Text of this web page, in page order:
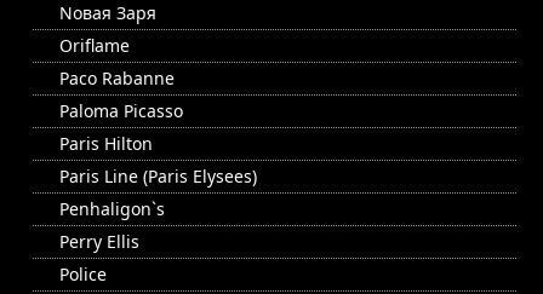
Nовая Заря
Oriflame
Paco Rabanne
Paloma Picasso
Paris Hilton
Paris Line (Paris Elysees)
Penhaligon`s
Perry Ellis
Police